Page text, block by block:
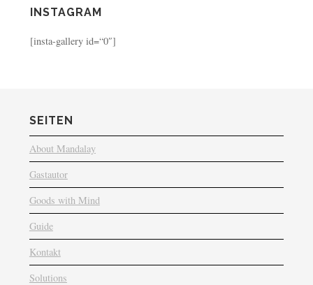
INSTAGRAM
[insta-gallery id=“0″]
SEITEN
About Mandalay
Gastautor
Goods with Mind
Guide
Kontakt
Solutions